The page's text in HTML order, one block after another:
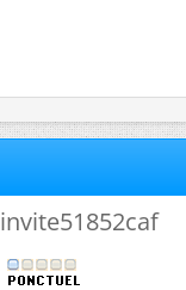
invite51852caf